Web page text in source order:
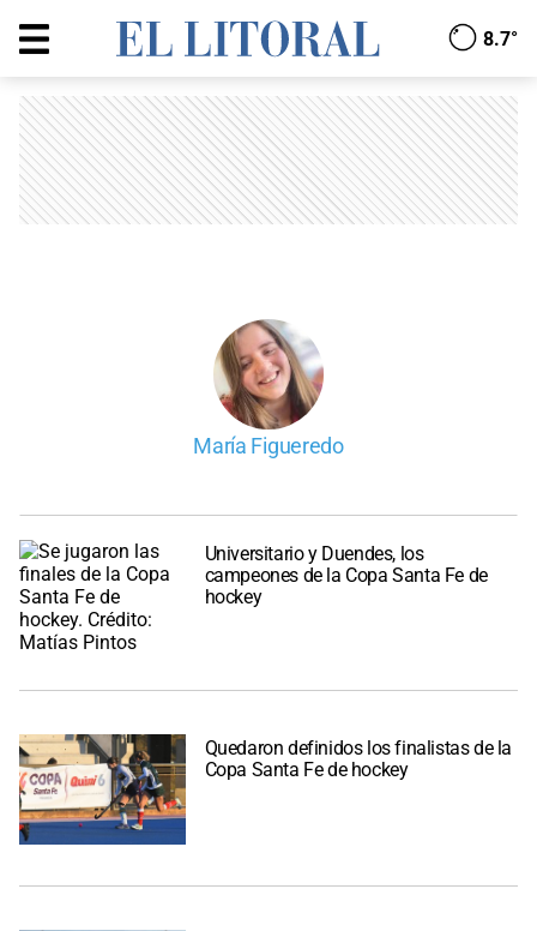
8.7°
María Figueredo
Universitario y Duendes, los
campeones de la Copa Santa Fe de
hockey
Quedaron definidos los finalistas de la
Copa Santa Fe de hockey